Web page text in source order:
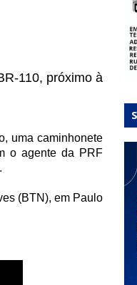
110, próximo à
uma caminhonete
o agente da PRF
(BTN), em Paulo